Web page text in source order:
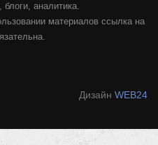
аналитика.
материалов ссылка на
Дизайн WEB24